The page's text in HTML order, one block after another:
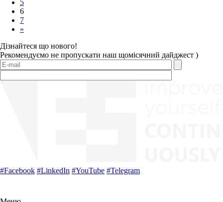
5
6
7
»
Дізнайтеся що нового!
Рекомендуємо не пропускати наш щомісячний дайджест )
#Facebook #LinkedIn #YouTube #Telegram